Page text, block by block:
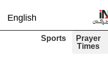
English
Prayer
Times
Sports